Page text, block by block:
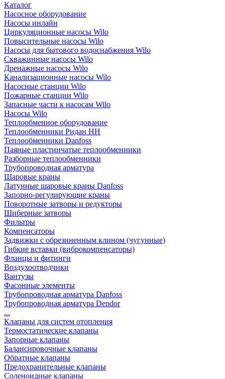
Каталог
Насосное оборудование
Насосы инлайн
Циркуляционные насосы Wilo
Повысительные насосы Wilo
Насосы для бытового водоснабжения Wilo
Скважинные насосы Wilo
Дренажные насосы Wilo
Канализационные насосы Wilo
Насосные станции Wilo
Пожарные станции Wilo
Запасные части к насосам Wilo
Насосы Wilo
Теплообменное оборудование
Теплообменники Ридан НН
Теплообменники Danfoss
Паяные пластинчатые теплообменники
Разборные теплообменники
Трубопроводная арматура
Шаровые краны
Латунные шаровые краны Danfoss
Запорно-регулирующие краны
Поворотные затворы и редукторы
Шиберные затворы
Фильтры
Компенсаторы
Задвижки с обрезиненным клином (чугунные)
Гибкие вставки (виброкомпенсаторы)
Фланцы и фитинги
Воздухоотводчики
Вантузы
Фасонные элементы
Трубопроводная арматура Danfoss
Трубопроводная арматура Dendor
...
Клапаны для систем отопления
Термостатические клапаны
Запорные клапаны
Балансировочные клапаны
Обратные клапаны
Предохранительные клапаны
Соленоидные клапаны